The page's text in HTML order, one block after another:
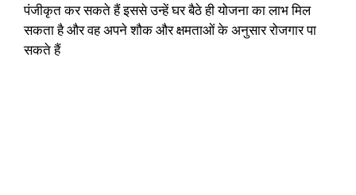
पंजीकृत कर सकते हैं इससे उन्हें घर बैठे ही योजना का लाभ मिल
सकता है और वह अपने शौक और क्षमताओं के अनुसार रोजगार पा
सकते हैं